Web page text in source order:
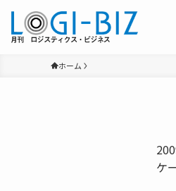
ホーム
ケ